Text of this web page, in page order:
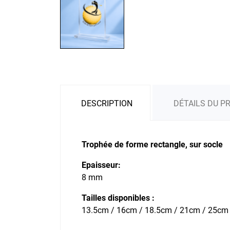
DESCRIPTION DÉTAILS DU
Trophée de forme rectangle, sur socle
Epaisseur:
8 mm
Tailles disponibles :
13.5cm / 16cm / 18.5cm / 21cm / 25cm